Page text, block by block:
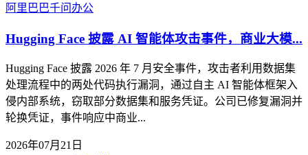
阿里巴巴千问办公
Hugging Face 披露 AI 智能体攻击事件，商业大模...
Hugging Face 披露 2026 年 7 月安全事件，攻击者利用数据集
处理流程中的两处代码执行漏洞，通过自主 AI 智能体框架入
侵内部系统，窃取部分数据集和服务凭证。公司已修复漏洞并
轮换凭证，事件响应中商业...
2026年07月21日